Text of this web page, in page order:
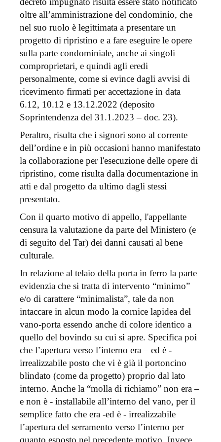
oltre all’amministrazione del condominio, che
nel suo ruolo è legittimata a presentare un
progetto di ripristino e a fare eseguire le opere
sulla parte condominiale, anche ai singoli
comproprietari, e quindi agli eredi
personalmente, come si evince dagli avvisi di
ricevimento firmati per accettazione in data
6.12, 10.12 e 13.12.2022 (deposito
Soprintendenza del 31.1.2023 – doc. 23).
Peraltro, risulta che i signori sono al corrente
dell’ordine e in più occasioni hanno manifestato
la collaborazione per l'esecuzione delle opere di
ripristino, come risulta dalla documentazione in
atti e dal progetto da ultimo dagli stessi
presentato.
Con il quarto motivo di appello, l'appellante
censura la valutazione da parte del Ministero (e
di seguito del Tar) dei danni causati al bene
culturale.
In relazione al telaio della porta in ferro la parte
evidenzia che si tratta di intervento “minimo”
e/o di carattere “minimalista”, tale da non
intaccare in alcun modo la cornice lapidea del
vano-porta essendo anche di colore identico a
quello del bovindo su cui si apre. Specifica poi
che l’apertura verso l’interno era – ed è -
irrealizzabile posto che vi è già il portoncino
blindato (come da progetto) proprio dal lato
interno. Anche la “molla di richiamo” non era –
e non è - installabile all’interno del vano, per il
semplice fatto che era -ed è - irrealizzabile
l’apertura del serramento verso l’interno per
quanto esposto nel precedente motivo. Invece